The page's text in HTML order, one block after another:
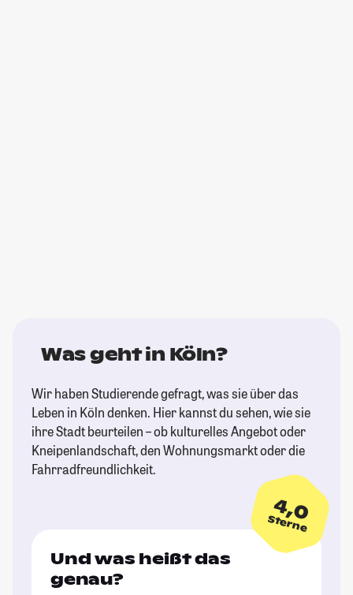
Was geht in Köln?
Wir haben Studierende gefragt, was sie über das
Leben in Köln denken. Hier kannst du sehen, wie sie
ihre Stadt beurteilen – ob kulturelles Angebot oder
Kneipenlandschaft, den Wohnungsmarkt oder die
Fahrradfreundlichkeit.
4,0
Sterne
Und was heißt das
genau?